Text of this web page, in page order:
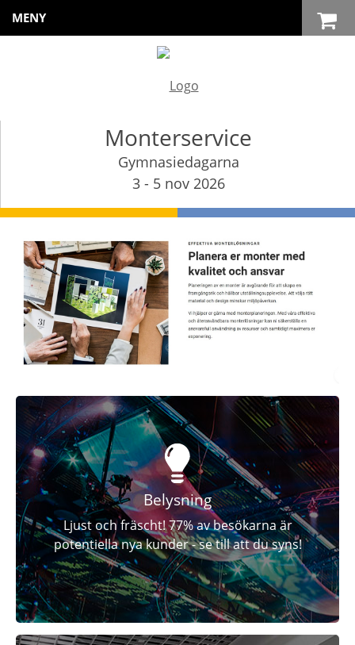
Monterservice
Gymnasiedagarna
3 - 5 nov 2026
MENY
Belysning
Ljust och fräscht! 77% av besökarna är
potentiella nya kunder - se till att du syns!